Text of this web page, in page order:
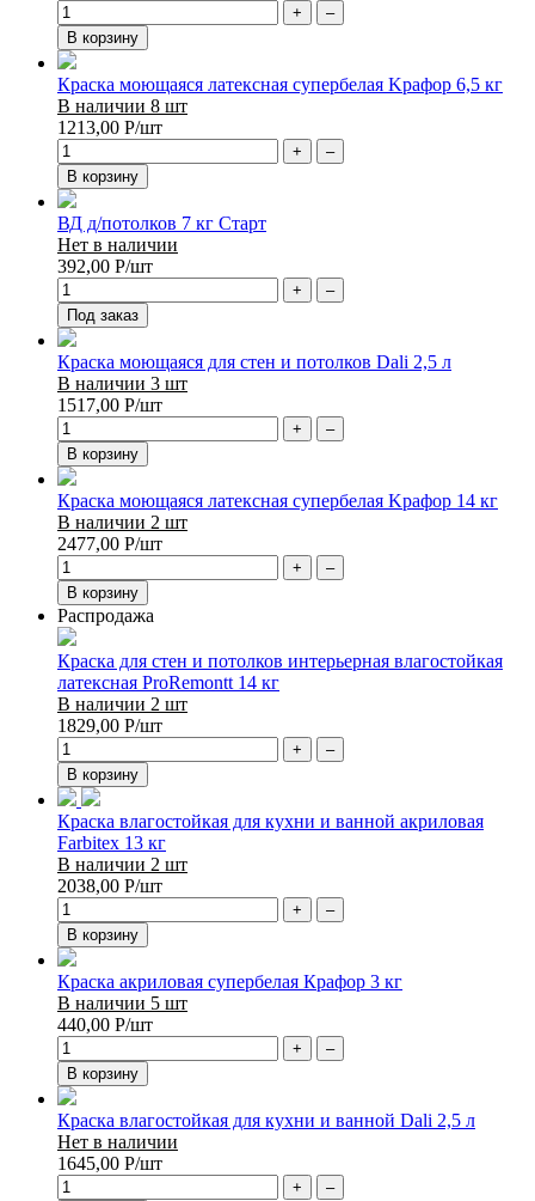
+
–
В корзину
Краска моющаяся латексная супербелая Kрафор 6,5 кг
В наличии 8 шт
1213,00 Р/шт
+
–
В корзину
ВД д/потолков 7 кг Старт
Нет в наличии
392,00 Р/шт
+
–
Под заказ
Краска моющаяся для стен и потолков Dali 2,5 л
В наличии 3 шт
1517,00 Р/шт
+
–
В корзину
Краска моющаяся латексная супербелая Kрафор 14 кг
В наличии 2 шт
2477,00 Р/шт
+
–
В корзину
Распродажа
Краска для стен и потолков интерьерная влагостойкая
латексная ProRemontt 14 кг
В наличии 2 шт
1829,00 Р/шт
+
–
В корзину
Краска влагостойкая для кухни и ванной акриловая
Farbitex 13 кг
В наличии 2 шт
2038,00 Р/шт
+
–
В корзину
Краска акриловая супербелая Крафор 3 кг
В наличии 5 шт
440,00 Р/шт
+
–
В корзину
Краска влагостойкая для кухни и ванной Dali 2,5 л
Нет в наличии
1645,00 Р/шт
+
–